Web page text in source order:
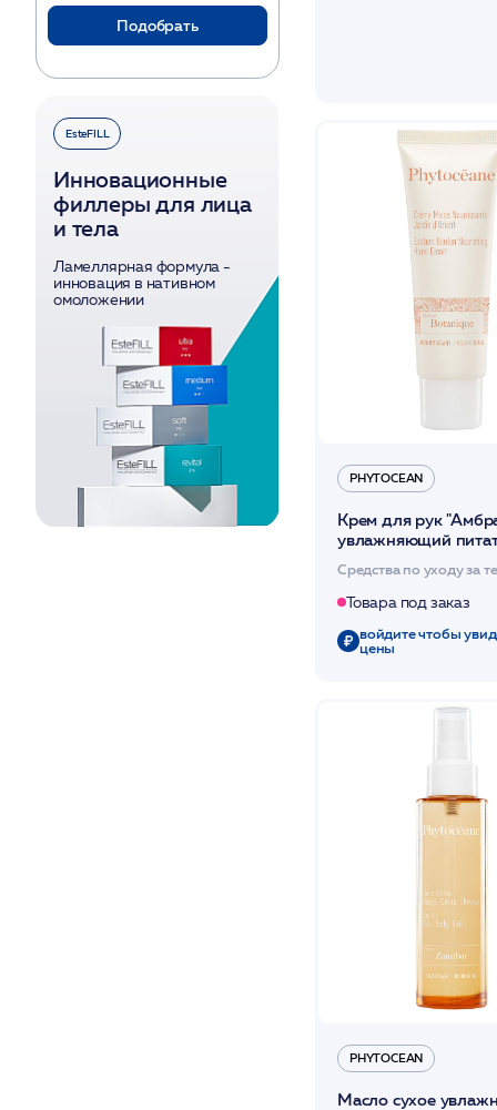
Увядающая
Подобрать
EsteFILL
Инновационные
филлеры для лица
и тела
Ламеллярная формула -
инновация в нативном
омоложении
PHYTOCEAN
Крем для рук
увлажняющий
защищитный 50мл
/PHYTOCEAN*
Средства по уходу за
Товара под заказ
войдите чтобы
цены
PHYTOCEAN
Масло сухое